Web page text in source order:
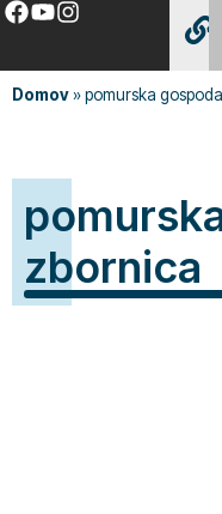
Domov»pomurska
zbornica